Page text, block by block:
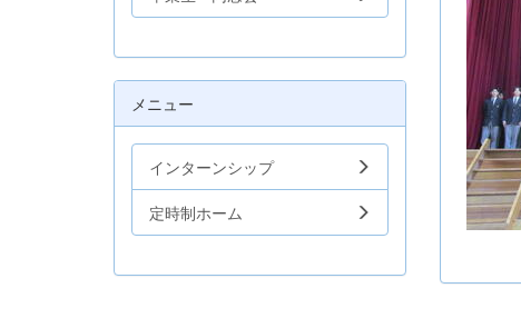
メニュー
インターンシップ
定時制ホーム